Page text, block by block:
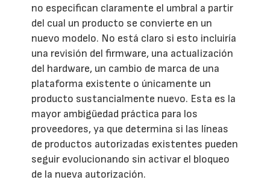
no especifican claramente el umbral a partir
del cual un producto se convierte en un
nuevo modelo. No está claro si esto incluiría
una revisión del firmware, una actualización
del hardware, un cambio de marca de una
plataforma existente o únicamente un
producto sustancialmente nuevo. Esta es la
mayor ambigüedad práctica para los
proveedores, ya que determina si las líneas
de productos autorizadas existentes pueden
seguir evolucionando sin activar el bloqueo
de la nueva autorización.